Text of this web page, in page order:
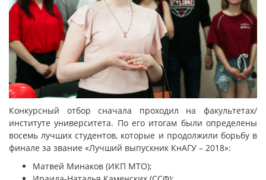
Конкурсный отбор сначала проходил на факультетах/
институте университета. По его итогам были определены
восемь лучших студентов, которые и продолжили борьбу в
финале за звание «Лучший выпускник КнАГУ – 2018»:
Матвей Минаков (ИКП МТО);